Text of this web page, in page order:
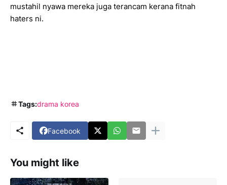
mustahil nyawa mereka juga terancam kerana fitnah
haters ni.
Tags:drama korea
Facebook
You might like